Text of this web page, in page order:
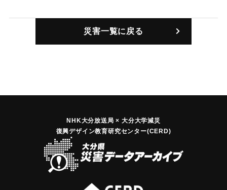
災害一覧に戻る
NHK大分放送局 × 大分大学減災
復興デザイン教育研究センター(CERD)